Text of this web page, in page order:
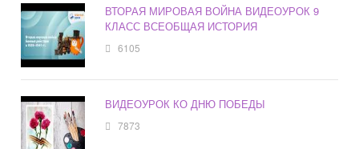
ВТОРАЯ МИРОВАЯ ВОЙНА ВИДЕОУРОК 9
КЛАСС ВСЕОБЩАЯ ИСТОРИЯ
6105
ВИДЕОУРОК КО ДНЮ ПОБЕДЫ
7873